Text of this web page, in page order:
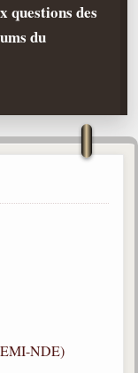
questions des
du
NDE)